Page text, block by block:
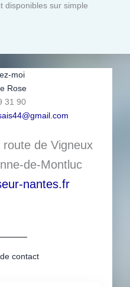
disponibles sur simple
moi
Rose
31 90
de Vigneux
de-Montluc
nantes.fr
contact